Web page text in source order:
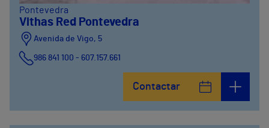
Pontevedra
Vithas Red Pontevedra
Avenida de Vigo, 5
986 841 100 - 607.157.661
Contactar